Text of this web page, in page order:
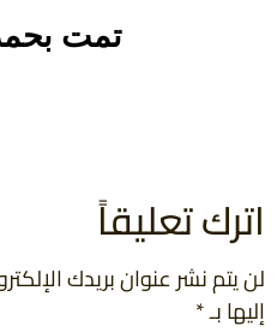
تمت
اترك تعليقاً
لن يتم نشر عنوان بريدك
إليها بـ*